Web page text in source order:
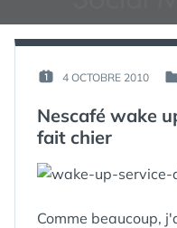
PUBLIÉ
4 OCTOBRE 2010
Nescafé wake
fait chier
Comme beaucoup,